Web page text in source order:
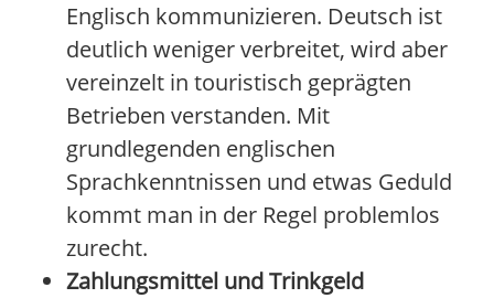
Englisch kommunizieren. Deutsch ist
deutlich weniger verbreitet, wird aber
vereinzelt in touristisch geprägten
Betrieben verstanden. Mit
grundlegenden englischen
Sprachkenntnissen und etwas Geduld
kommt man in der Regel problemlos
zurecht.
Zahlungsmittel und Trinkgeld